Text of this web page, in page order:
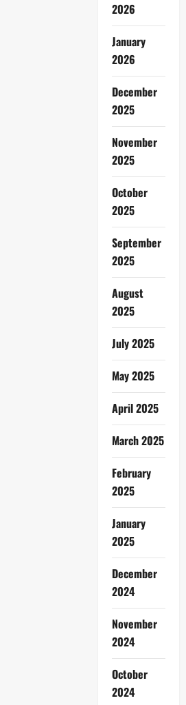
2026
January
2026
December
2025
November
2025
October
2025
September
2025
August
2025
July 2025
May 2025
April 2025
March 2025
February
2025
January
2025
December
2024
November
2024
October
2024